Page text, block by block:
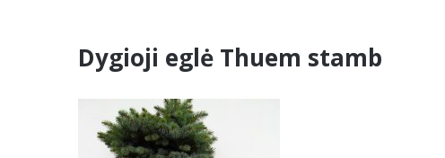
Dygioji eglė Thuem stamb